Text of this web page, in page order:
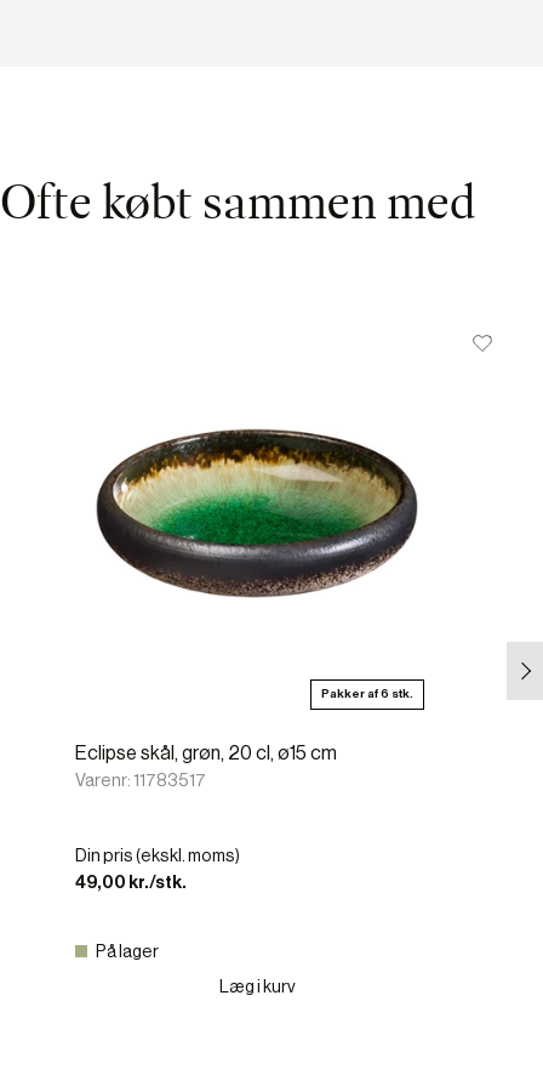
Ofte købt sammen med
Pakker af 6 stk.
Eclipse skål, grøn, 20 cl, ø15 cm
Varenr: 11783517
Din pris (ekskl. moms)
49,00 kr./stk.
På lager
Læg i kurv